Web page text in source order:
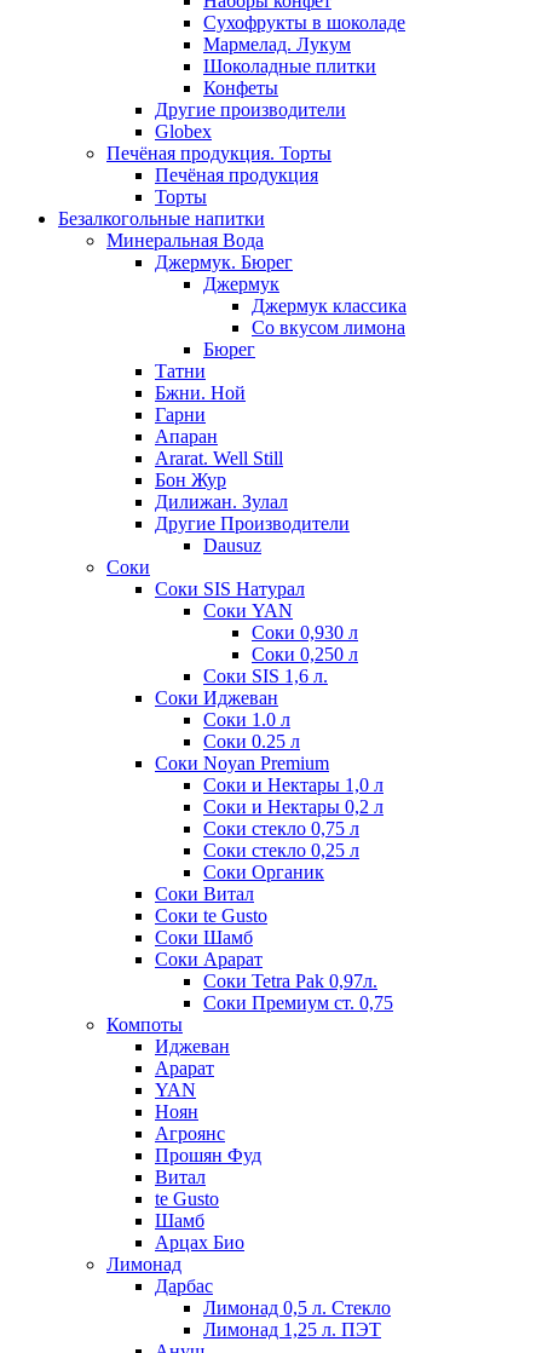
Сухофрукты в шоколаде
Мармелад. Лукум
Шоколадные плитки
Конфеты
Другие производители
Globex
Печёная продукция. Торты
Печёная продукция
Торты
Безалкогольные напитки
Минеральная Вода
Джермук. Бюрег
Джермук
Джермук классика
Со вкусом лимона
Бюрег
Татни
Бжни. Ной
Гарни
Апаран
Ararat. Well Still
Бон Жур
Дилижан. Зулал
Другие Производители
Dausuz
Соки
Соки SIS Натурал
Соки YAN
Соки 0,930 л
Соки 0,250 л
Соки SIS 1,6 л.
Соки Иджеван
Соки 1.0 л
Соки 0.25 л
Соки Noyan Premium
Соки и Нектары 1,0 л
Соки и Нектары 0,2 л
Соки стекло 0,75 л
Соки стекло 0,25 л
Соки Органик
Соки Витал
Соки te Gusto
Соки Шамб
Соки Арарат
Соки Tetra Pak 0,97л.
Соки Премиум ст. 0,75
Компоты
Иджеван
Арарат
YAN
Ноян
Агроянс
Прошян Фуд
Витал
te Gusto
Шамб
Арцах Био
Лимонад
Дарбас
Лимонад 0,5 л. Стекло
Лимонад 1,25 л. ПЭТ